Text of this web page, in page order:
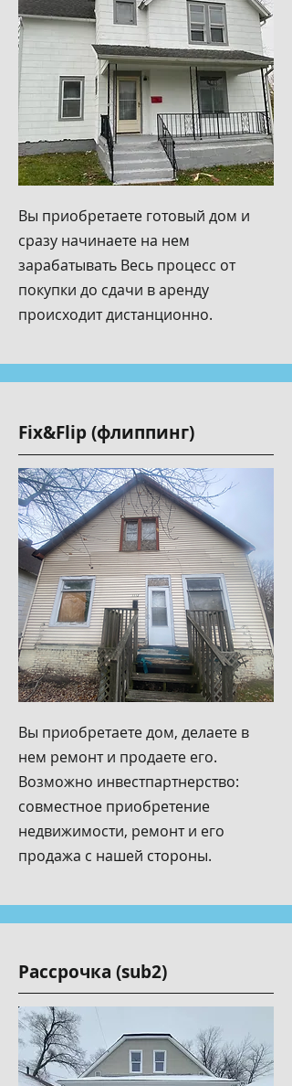
Вы приобретаете готовый дом и
сразу начинаете на нем
зарабатывать Весь процесс от
покупки до сдачи в аренду
происходит дистанционно.
Fix&Flip (флиппинг)
Вы приобретаете дом, делаете в
нем ремонт и продаете его.
Возможно инвестпартнерство:
совместное приобретение
недвижимости, ремонт и его
продажа c нашей стороны.
Рассрочка (sub2)